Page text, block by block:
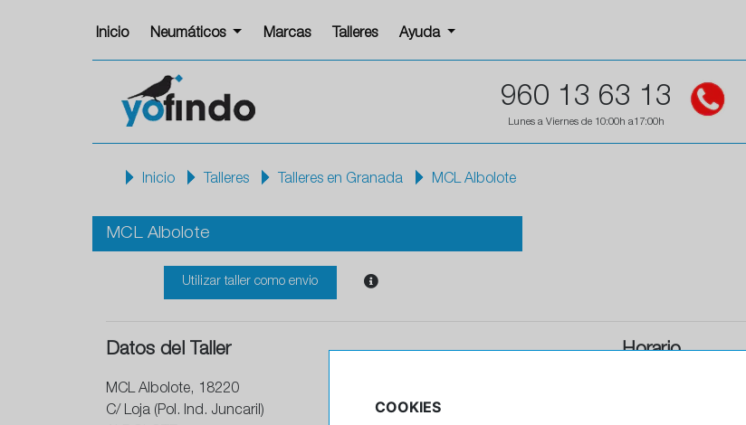
Inicio Neumáticos Marcas Talleres Ayuda
960 13 63 13
Lunes a Viernes de 10:00h a17:00h
Inicio Talleres Talleres en Granada MCL Albolote
MCL Albolote
Utilizar taller como envio
Datos del Taller
MCL Albolote, 18220
C/ Loja (Pol. Ind. Juncaril)
Horario
COOKIES